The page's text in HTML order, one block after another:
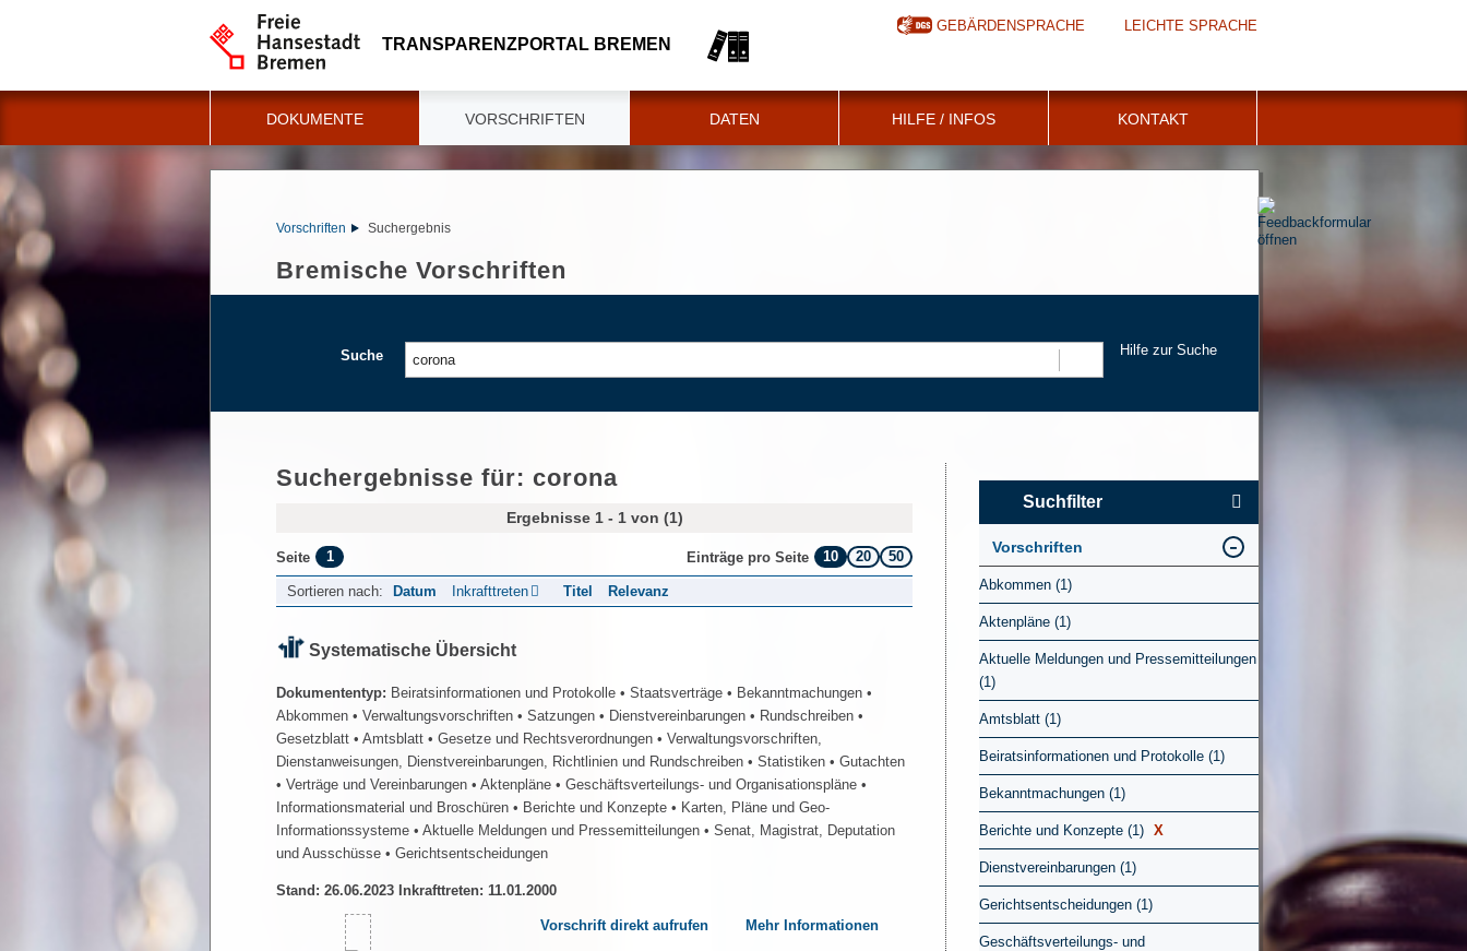
TRANSPARENZPORTAL BREMEN
GEBÄRDENSPRACHE LEICHTE SPRACHE
DOKUMENTE VORSCHRIFTEN DATEN HILFE / INFOS KONTAKT
Vorschriften Suchergebnis
Bremische Vorschriften
Suche
Hilfe zur Suche
Suchergebnisse für: corona
Ergebnisse 1 - 1 von (1)
Seite 1 Einträge pro Seite 10 20 50
Sortieren nach: Datum Inkrafttreten Titel Relevanz
Systematische Übersicht
Dokumententyp: Beiratsinformationen und Protokolle • Staatsverträge • Bekanntmachungen •
Abkommen • Verwaltungsvorschriften • Satzungen • Dienstvereinbarungen • Rundschreiben •
Gesetzblatt • Amtsblatt • Gesetze und Rechtsverordnungen • Verwaltungsvorschriften,
Dienstanweisungen, Dienstvereinbarungen, Richtlinien und Rundschreiben • Statistiken • Gutachten
• Verträge und Vereinbarungen • Aktenpläne • Geschäftsverteilungs- und Organisationspläne •
Informationsmaterial und Broschüren • Berichte und Konzepte • Karten, Pläne und Geo-
Informationssysteme • Aktuelle Meldungen und Pressemitteilungen • Senat, Magistrat, Deputation
und Ausschüsse • Gerichtsentscheidungen
Stand: 26.06.2023 Inkrafttreten: 11.01.2000
Vorschrift direkt aufrufen Mehr Informationen
Suchfilter
Vorschriften
Abkommen (1)
Aktenpläne (1)
Aktuelle Meldungen und Pressemitteilungen
(1)
Amtsblatt (1)
Beiratsinformationen und Protokolle (1)
Bekanntmachungen (1)
Berichte und Konzepte (1) X
Dienstvereinbarungen (1)
Gerichtsentscheidungen (1)
Geschäftsverteilungs- und